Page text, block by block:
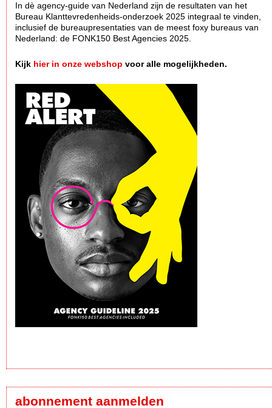
In dè agency-guide van Nederland zijn de resultaten van het
Bureau Klanttevredenheids-onderzoek 2025 integraal te vinden,
inclusief de bureaupresentaties van de meest foxy bureaus van
Nederland: de FONK150 Best Agencies 2025.
Kijk hier in onze webshop voor alle mogelijkheden.
abonnement aanmelden